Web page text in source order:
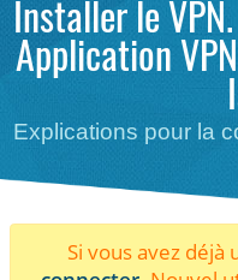
Installer le
Application
Explications pour la
Si vous avez